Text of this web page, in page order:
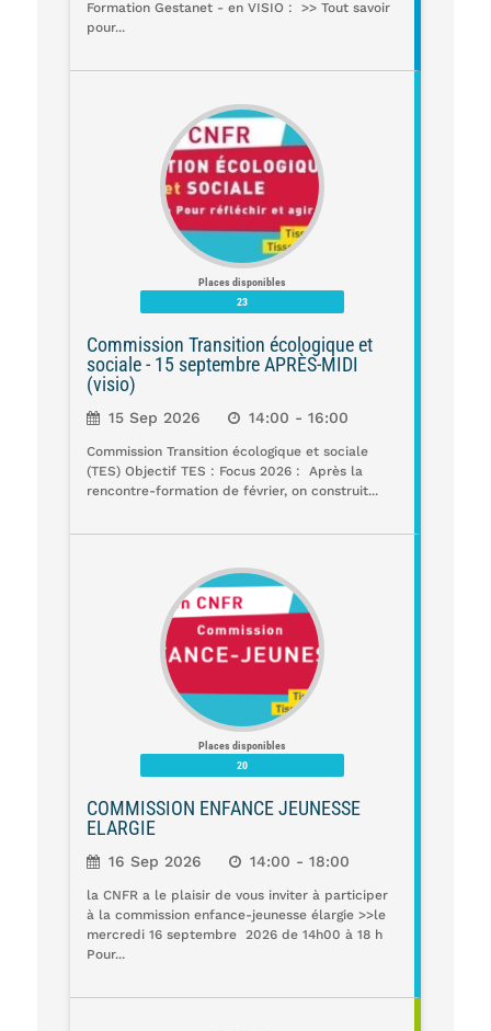
Formation Gestanet - en VISIO : >> Tout savoir
pour...
Places disponibles
23
Commission Transition écologique et
sociale - 15 septembre APRÈS-MIDI
(visio)
15 Sep 2026 14:00 - 16:00
Commission Transition écologique et sociale
(TES) Objectif TES : Focus 2026 : Après la
rencontre-formation de février, on construit...
Places disponibles
20
COMMISSION ENFANCE JEUNESSE
ELARGIE
16 Sep 2026 14:00 - 18:00
la CNFR a le plaisir de vous inviter à participer
à la commission enfance-jeunesse élargie >>le
mercredi 16 septembre 2026 de 14h00 à 18 h
Pour...